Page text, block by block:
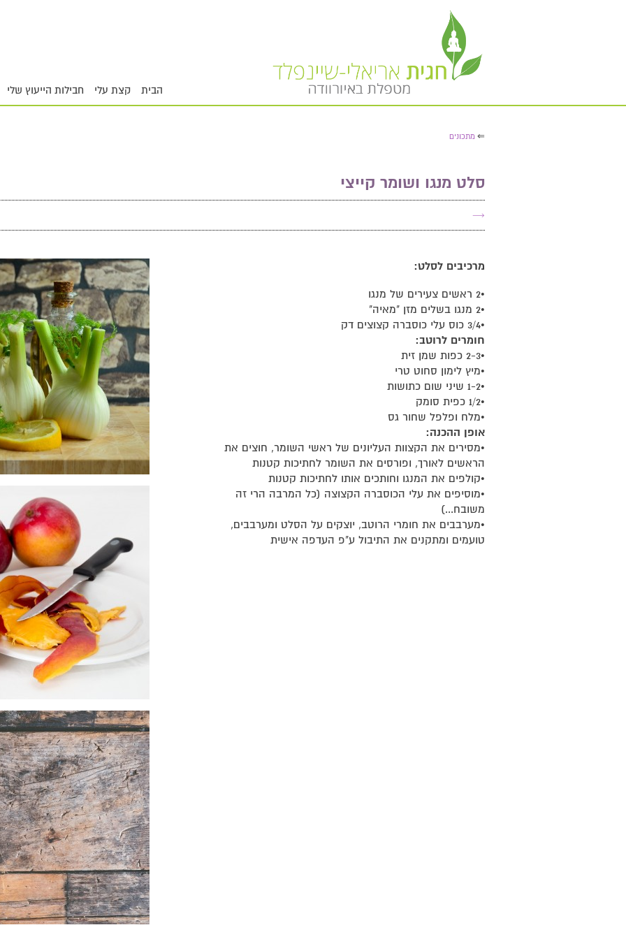
הבית קצת עלי חבילות הייעוץ שלי
⇐ מתכונים
סלט מנגו ושומר קייצי
→
מרכיבים לסלט:
•2 ראשים צעירים של מנגו
•2 מנגו בשלים מזן "מאיה"
•3/4 כוס עלי כוסברה קצוצים דק
חומרים לרוטב:
•2-3 כפות שמן זית
•מיץ לימון סחוט טרי
•1-2 שיני שום כתושות
•1/2 כפית סומק
•מלח ופלפל שחור גס
אופן ההכנה:
•מסירים את הקצוות העליונים של ראשי השומר, חוצים את
הראשים לאורך, ופורסים את השומר לחתיכות קטנות
•קולפים את המנגו וחותכים אותו לחתיכות קטנות
•מוסיפים את עלי הכוסברה הקצוצה (כל המרבה הרי זה
משובח...)
•מערבבים את חומרי הרוטב, יוצקים על הסלט ומערבבים,
טועמים ומתקנים את התיבול ע"פ העדפה אישית